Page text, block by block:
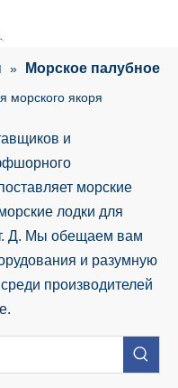
»
Морское палубное
морского якоря
и
морские
лодки для
Д. Мы обещаем вам
и разумную
производителей